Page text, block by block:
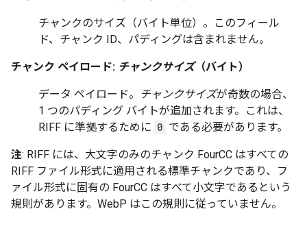
チャンクのサイズ（バイト単位）。このフィール
ド、チャンク ID、パディングは含まれません。
チャンク ペイロード: チャンクサイズ（バイト）
データ ペイロード。 チャンクサイズが奇数の場合、
1 つのパディング バイトが追加されます。これは、
RIFF に準拠するために 0 である必要があります。
注: RIFF には、大文字のみのチャンク FourCC はすべての
RIFF ファイル形式に適用される標準チャンクであり、フ
ァイル形式に固有の FourCC はすべて小文字であるという
規則があります。WebP はこの規則に従っていません。